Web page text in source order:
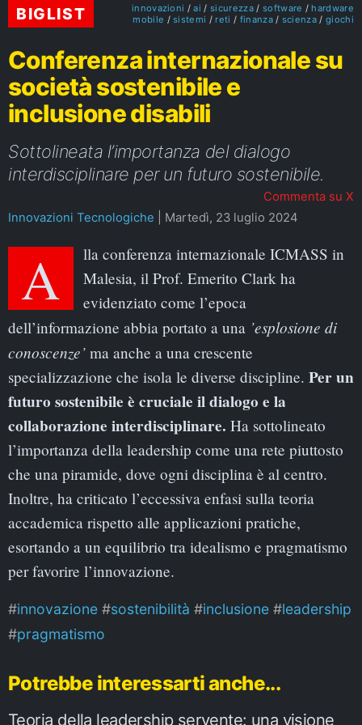
BIGLIST innovazioni ai sicurezza software
hardware
mobile
sistemi reti finanza scienza giochi
Conferenza internazionale su
società sostenibile e
inclusione disabili
Sottolineata l’importanza del dialogo
interdisciplinare per un futuro sostenibile.
Commenta su X
Innovazioni Tecnologiche
Martedì, 23 luglio 2024
Alla conferenza internazionale ICMASS in
Malesia, il Prof. Emerito Clark ha
evidenziato come l’epoca
dell’informazione abbia portato a una ’esplosione di
conoscenze’ ma anche a una crescente
specializzazione che isola le diverse discipline. Per un
futuro sostenibile è cruciale il dialogo e la
collaborazione interdisciplinare. Ha sottolineato
l’importanza della leadership come una rete piuttosto
che una piramide, dove ogni disciplina è al centro.
Inoltre, ha criticato l’eccessiva enfasi sulla teoria
accademica rispetto alle applicazioni pratiche,
esortando a un equilibrio tra idealismo e pragmatismo
per favorire l’innovazione.
innovazione sostenibilità inclusione
leadership
pragmatismo
Potrebbe interessarti anche...
Teoria della leadership servente: una visione